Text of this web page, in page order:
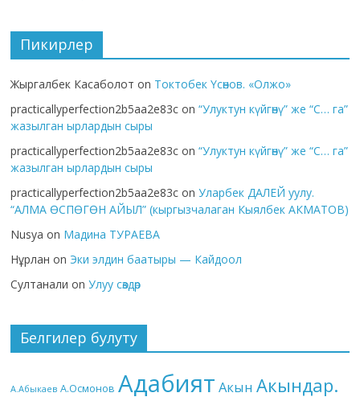
Пикирлер
Жыргалбек Касаболот on Токтобек Үсөнов. «Олжо»
practicallyperfection2b5aa2e83c on“Улуктун күйгөнү” же “С… га”
жазылган ырлардын сыры
practicallyperfection2b5aa2e83c on“Улуктун күйгөнү” же “С… га”
жазылган ырлардын сыры
practicallyperfection2b5aa2e83c onУларбек ДАЛЕЙ уулу.
“АЛМА ӨСПӨГӨН АЙЫЛ” (кыргызчалаган Кыялбек АКМАТОВ)
Nusya on Мадина ТУРАЕВА
Нұрлан on Эки элдин баатыры — Кайдоол
Султанали onУлуу сөздөр
Белгилер булуту
А.Абыкаев А.Осмонов Адабият Акын Акындар.